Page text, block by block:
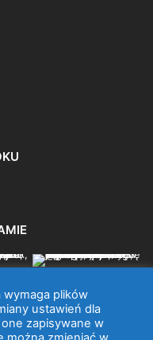
PRAWA
wymaga plików
ustawień dla
zapisywane w